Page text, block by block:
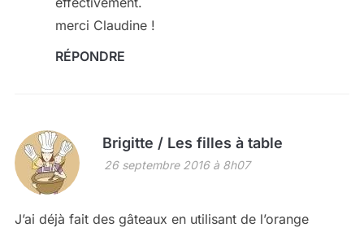
merci Claudine !
RÉPONDRE
Brigitte / Les filles à table
26 septembre 2016 à 8h07
J’ai déjà fait des gâteaux en utilisant de l’orange